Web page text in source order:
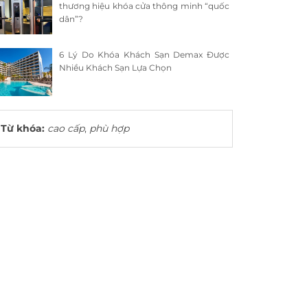
thương hiệu khóa cửa thông minh “quốc
dân”?
6 Lý Do Khóa Khách Sạn Demax Được
Nhiều Khách Sạn Lựa Chọn
Từ khóa: cao cấp, phù hợp